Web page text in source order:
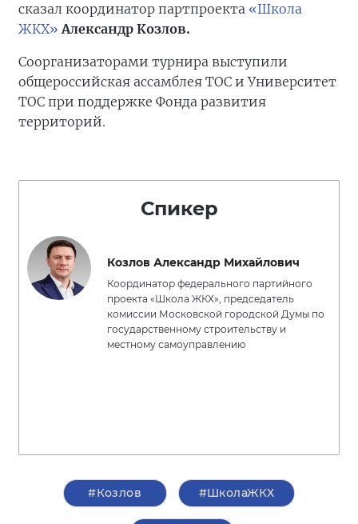
сказал координатор партпроекта «Школа
ЖКХ» Александр Козлов.
Соорганизаторами турнира выступили
общероссийская ассамблея ТОС и Университет
ТОС при поддержке Фонда развития
территорий.
Спикер
Козлов Александр Михайлович
Координатор федерального партийного
проекта «Школа ЖКХ», председатель
комиссии Московской городской Думы по
государственному строительству и
местному самоуправлению
#Козлов #ШколаЖКХ